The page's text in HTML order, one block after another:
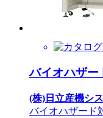
バイオハザー
(株)日立産機シ
バイオハザード